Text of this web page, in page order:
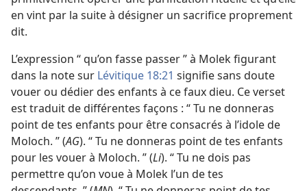
en vint par la suite à désigner un sacrifice proprement
dit.
L’expression “ qu’on fasse passer ” à Molek figurant
dans la note sur Lévitique 18:21 signifie sans doute
vouer ou dédier des enfants à ce faux dieu. Ce verset
est traduit de différentes façons : “ Tu ne donneras
point de tes enfants pour être consacrés à l’idole de
Moloch. ” (AG). “ Tu ne donneras point de tes enfants
pour les vouer à Moloch. ” (Li). “ Tu ne dois pas
permettre qu’on voue à Molek l’un de tes